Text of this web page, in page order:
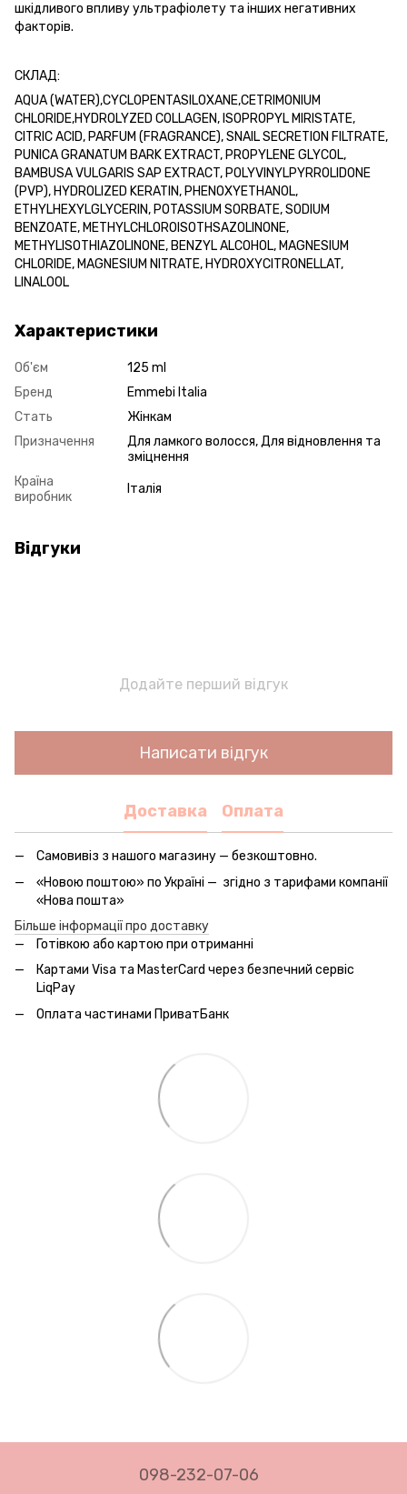
шкідливого впливу ультрафіолету та інших негативних
факторів.
СКЛАД:
AQUA (WATER),CYCLOPENTASILOXANE,CETRIMONIUM
CHLORIDE,HYDROLYZED COLLAGEN, ISOPROPYL MIRISTATE,
CITRIC ACID, PARFUM (FRAGRANCE), SNAIL SECRETION FILTRATE,
PUNICA GRANATUM BARK EXTRACT, PROPYLENE GLYCOL,
BAMBUSA VULGARIS SAP EXTRACT, POLYVINYLPYRROLIDONE
(PVP), HYDROLIZED KERATIN, PHENOXYETHANOL,
ETHYLHEXYLGLYCERIN, POTASSIUM SORBATE, SODIUM
BENZOATE, METHYLCHLOROISOTHSAZOLINONE,
METHYLISOTHIAZOLINONE, BENZYL ALCOHOL, MAGNESIUM
CHLORIDE, MAGNESIUM NITRATE, HYDROXYCITRONELLAT,
LINALOOL
Характеристики
Об'єм
125 ml
Бренд
Emmebi Italia
Стать
Жінкам
Призначення
Для ламкого волосся, Для відновлення та
зміцнення
Країна
виробник
Італія
Відгуки
Додайте перший відгук
Написати відгук
Доставка Оплата
Самовивіз з нашого магазину — безкоштовно.
«Новою поштою» по Україні — згідно з тарифами компанії
«Нова пошта»
Більше інформації про доставку
Готівкою або картою при отриманні
Картами Visa та MasterCard через безпечний сервic
LiqPay
Оплата частинами ПриватБанк
098-232-07-06